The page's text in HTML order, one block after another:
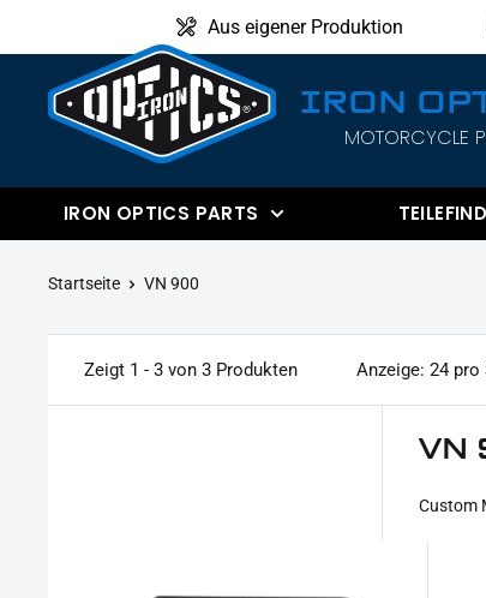
zum
Aus eigener Produktion
IRON
IRON
MOTORCYCLE
IRON OPTICS PARTS
Startseite VN 900
Zeigt 1 - 3 von 3 Produkten Anzeige: 24 pro
VN
Custom